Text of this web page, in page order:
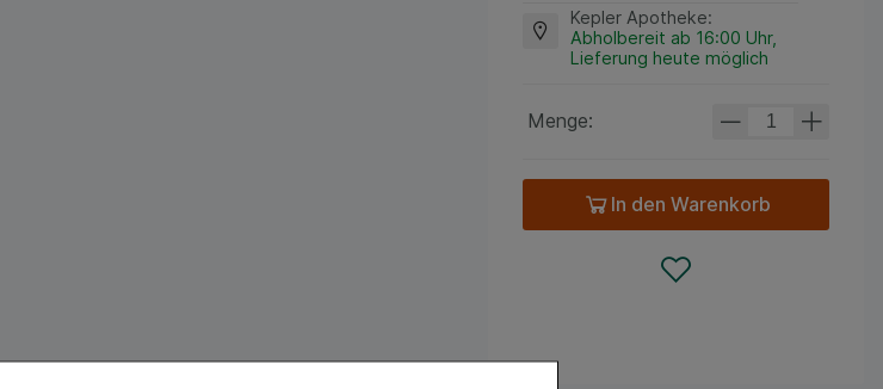
Kepler Apotheke:
Abholbereit ab 16:00 Uhr,
Lieferung heute möglich
Menge:
In den Warenkorb